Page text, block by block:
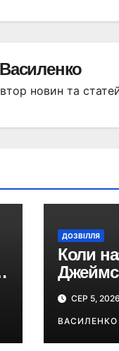
новин та
ДОЗВІЛЛЯ
Коли
терміни
СЕР 5, 2026
ВАСИЛЕНКО